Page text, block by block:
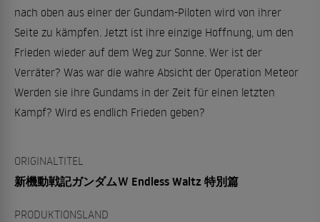
nach oben aus einer der Gundam-Piloten wird von ihrer
Seite zu kämpfen. Jetzt ist ihre einzige Hoffnung, um den
Frieden wieder auf dem Weg zur Sonne. Wer ist der
Verräter? Was war die wahre Absicht der Operation Meteor
Werden sie ihre Gundams in der Zeit für einen letzten
Kampf? Wird es endlich Frieden geben?
ORIGINALTITEL
新機動戦記ガンダムＷ Endless Waltz 特別篇
PRODUKTIONSLAND